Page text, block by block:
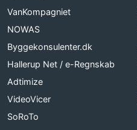
VanKompagniet
NOWAS
Byggekonsulenter.dk
Hallerup Net / e-Regnskab
Adtimize
VideoVicer
SoRoTo